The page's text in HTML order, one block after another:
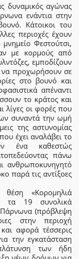
δυναμικός αγώνας
ενάντια στην
Κάτοικοι του
περιοχές έχουν
Φεστούτσι,
με κορμούς από
εμποδίζουν
να προχωρήσουν σε
στο βουνό και
απέναντι
το κράτος και
λίγες οι φορές που
συναντά την ωμή
της αστυνομίας
έχει αναλάβει το
ένα καθεστώς
πάνω
ανθρωποκυνηγητό
παρά τις αντίξοες
θέση «Κορομηλιά
τα 19 συνολικά
(πρόβλεψη
στην περιοχή
αφορά τέσσερις
την εγκατάσταση
των ήδη